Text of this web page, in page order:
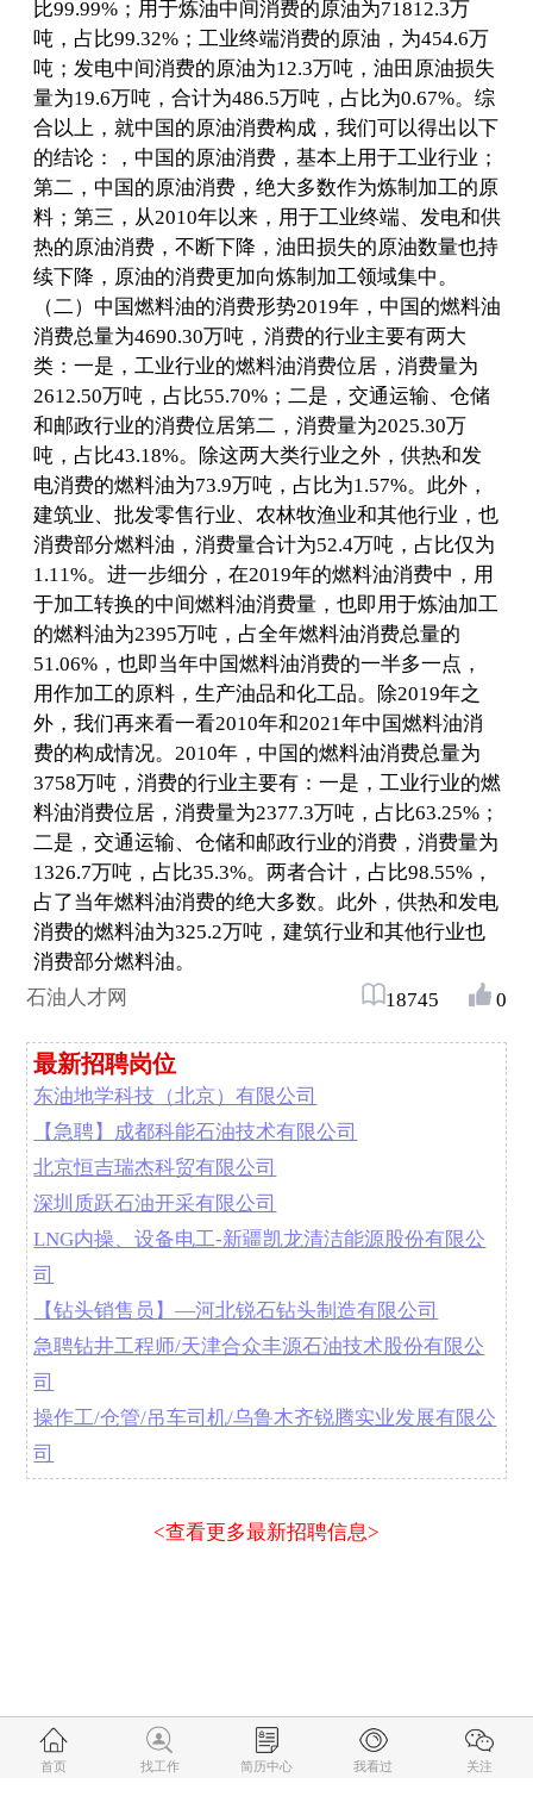
比99.99%；用于炼油中间消费的原油为71812.3万
吨，占比99.32%；工业终端消费的原油，为454.6万
吨；发电中间消费的原油为12.3万吨，油田原油损失
量为19.6万吨，合计为486.5万吨，占比为0.67%。综
合以上，就中国的原油消费构成，我们可以得出以下
的结论：，中国的原油消费，基本上用于工业行业；
第二，中国的原油消费，绝大多数作为炼制加工的原
料；第三，从2010年以来，用于工业终端、发电和供
热的原油消费，不断下降，油田损失的原油数量也持
续下降，原油的消费更加向炼制加工领域集中。
（二）中国燃料油的消费形势2019年，中国的燃料油
消费总量为4690.30万吨，消费的行业主要有两大
类：一是，工业行业的燃料油消费位居，消费量为
2612.50万吨，占比55.70%；二是，交通运输、仓储
和邮政行业的消费位居第二，消费量为2025.30万
吨，占比43.18%。除这两大类行业之外，供热和发
电消费的燃料油为73.9万吨，占比为1.57%。此外，
建筑业、批发零售行业、农林牧渔业和其他行业，也
消费部分燃料油，消费量合计为52.4万吨，占比仅为
1.11%。进一步细分，在2019年的燃料油消费中，用
于加工转换的中间燃料油消费量，也即用于炼油加工
的燃料油为2395万吨，占全年燃料油消费总量的
51.06%，也即当年中国燃料油消费的一半多一点，
用作加工的原料，生产油品和化工品。除2019年之
外，我们再来看一看2010年和2021年中国燃料油消
费的构成情况。2010年，中国的燃料油消费总量为
3758万吨，消费的行业主要有：一是，工业行业的燃
料油消费位居，消费量为2377.3万吨，占比63.25%；
二是，交通运输、仓储和邮政行业的消费，消费量为
1326.7万吨，占比35.3%。两者合计，占比98.55%，
占了当年燃料油消费的绝大多数。此外，供热和发电
消费的燃料油为325.2万吨，建筑行业和其他行业也
消费部分燃料油。
石油人才网
18745 0
最新招聘岗位
东油地学科技（北京）有限公司
【急聘】成都科能石油技术有限公司
北京恒吉瑞杰科贸有限公司
深圳质跃石油开采有限公司
LNG内操、设备电工-新疆凯龙清洁能源股份有限公
司
【钻头销售员】—河北锐石钻头制造有限公司
急聘钻井工程师/天津合众丰源石油技术股份有限公
司
操作工/仓管/吊车司机/乌鲁木齐锐腾实业发展有限公
司
<查看更多最新招聘信息>
首页 找工作 简历中心 我看过 关注